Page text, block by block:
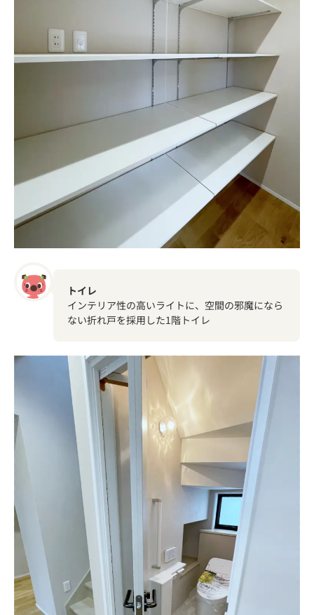
トイレ
インテリア性の高いライトに、空間の邪魔になら
ない折れ戸を採用した1階トイレ